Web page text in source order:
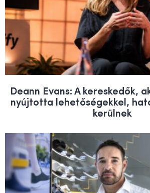
Deann Evans: A kereskedők,
nyújtotta lehetőségekkel,
kerülnek